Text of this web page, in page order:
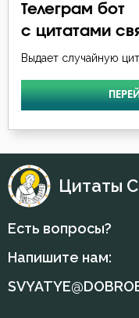
Воля Божия
Воскресение
Врач
Высокомерие
Глаза
Гнев
Телеграм бот
с цитатами
Выдает случайную
Цитаты
Есть вопросы?
Напишите нам: